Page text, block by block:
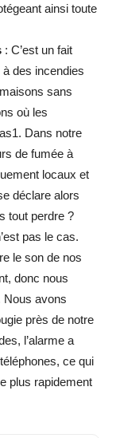
ainsi toute
: C’est un fait
des incendies
sans
où les
Dans notre
de fumée à
locaux et
déclare alors
tout perdre ?
pas le cas.
le son de nos
donc nous
Nous avons
près de notre
l’alarme a
ce qui
plus rapidement